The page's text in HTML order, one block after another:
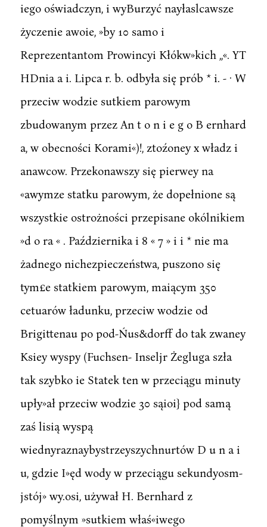
iego oświadczyn, i wyBurzyć nayłaslcawsze
życzenie awoie, »by 10 samo i
Reprezentantom Prowincyi Kłókw»kich ,,«. YT
HDnia a i. Lipca r. b. odbyła się prób * i. - · W
przeciw wodzie sutkiem parowym
zbudowanym przez An t o n i e g o B ernhard
a, w obecności Korami«)!, ztoźoney x władz i
anawcow. Przekonawszy się pierwey na
«awymze statku parowym, że dopełnione są
wszystkie ostrożności przepisane okólnikiem
»d o ra « . Października i 8 « 7 » i i * nie ma
żadnego nichezpieczeństwa, puszono się
tym£e statkiem parowym, maiącym 350
cetuarów ładunku, przeciw wodzie od
Brigittenau po pod-Ńus&dorff do tak zwaney
Ksiey wyspy (Fuchsen- Inseljr Żegluga szła
tak szybko ie Statek ten w przeciągu minuty
upły»ał przeciw wodzie 30 sąioi} pod samą
zaś lisią wyspą
wiednyraznaybystrzeyszychnurtów D u n a i
u, gdzie I»ęd wody w przeciągu sekundyosm-
jstój» wy.osi, używał H. Bernhard z
pomyślnym »sutkiem właś«iwego